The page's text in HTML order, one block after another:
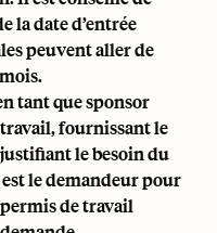
la date d’entrée
peuvent aller de
tant que sponsor
fournissant le
le besoin du
le demandeur pour
de travail